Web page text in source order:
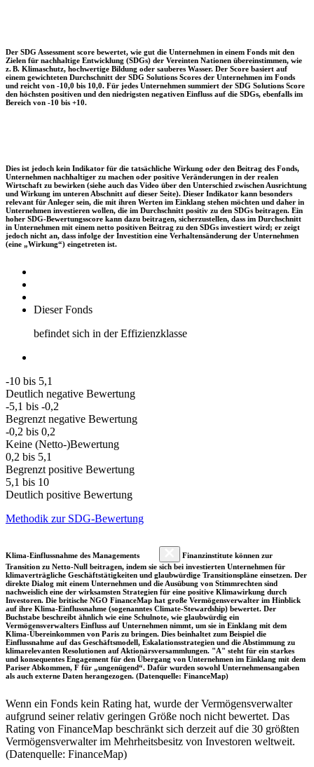
Der SDG Assessment score bewertet, wie gut die Unternehmen in einem Fonds mit den
Zielen für nachhaltige Entwicklung (SDGs) der Vereinten Nationen übereinstimmen, wie
z. B. Klimaschutz, hochwertige Bildung oder sauberes Wasser. Der Score basiert auf
einem gewichteten Durchschnitt der SDG Solutions Scores der Unternehmen im Fonds
und reicht von -10,0 bis 10,0. Für jedes Unternehmen summiert der SDG Solutions Score
den höchsten positiven und den niedrigsten negativen Einfluss auf die SDGs, ebenfalls im
Bereich von -10 bis +10.
Dies ist jedoch kein Indikator für die tatsächliche Wirkung oder den Beitrag des Fonds,
Unternehmen nachhaltiger zu machen oder positive Veränderungen in der realen
Wirtschaft zu bewirken (siehe auch das Video über den Unterschied zwischen Ausrichtung
und Wirkung im unteren Abschnitt auf dieser Seite). Dieser Indikator kann besonders
relevant für Anleger sein, die mit ihren Werten im Einklang stehen möchten und daher in
Unternehmen investieren wollen, die im Durchschnitt positiv zu den SDGs beitragen. Ein
hoher SDG-Bewertungsscore kann dazu beitragen, sicherzustellen, dass im Durchschnitt
in Unternehmen mit einem netto positiven Beitrag zu den SDGs investiert wird; er zeigt
jedoch nicht an, dass infolge der Investition eine Verhaltensänderung der Unternehmen
(eine „Wirkung“) eingetreten ist.
Dieser Fonds
befindet sich in der Effizienzklasse
-10 bis 5,1
Deutlich negative Bewertung
-5,1 bis -0,2
Begrenzt negative Bewertung
-0,2 bis 0,2
Keine (Netto-)Bewertung
0,2 bis 5,1
Begrenzt positive Bewertung
5,1 bis 10
Deutlich positive Bewertung
Methodik zur SDG-Bewertung
Klima-Einflussnahme des Managements
Finanzinstitute können zur
Transition zu Netto-Null beitragen, indem sie sich bei investierten Unternehmen für
klimaverträgliche Geschäftstätigkeiten und glaubwürdige Transitionspläne einsetzen. Der
direkte Dialog mit einem Unternehmen und die Ausübung von Stimmrechten sind
nachweislich eine der wirksamsten Strategien für eine positive Klimawirkung durch
Investoren. Die britische NGO FinanceMap hat große Vermögensverwalter im Hinblick
auf ihre Klima-Einflussnahme (sogenanntes Climate-Stewardship) bewertet. Der
Buchstabe beschreibt ähnlich wie eine Schulnote, wie glaubwürdig ein
Vermögensverwalters Einfluss auf Unternehmen nimmt, um sie in Einklang mit dem
Klima-Übereinkommen von Paris zu bringen. Dies beinhaltet zum Beispiel die
Einflussnahme auf das Geschäftsmodell, Eskalationsstrategien und die Abstimmung zu
klimarelevanten Resolutionen auf Aktionärsversammlungen. "A" steht für ein starkes
und konsequentes Engagement für den Übergang von Unternehmen im Einklang mit dem
Pariser Abkommen, F für „ungenügend“. Dafür wurden sowohl Unternehmensangaben
als auch externe Daten herangezogen. (Datenquelle: FinanceMap)
Wenn ein Fonds kein Rating hat, wurde der Vermögensverwalter
aufgrund seiner relativ geringen Größe noch nicht bewertet. Das
Rating von FinanceMap beschränkt sich derzeit auf die 30 größten
Vermögensverwalter im Mehrheitsbesitz von Investoren weltweit.
(Datenquelle: FinanceMap)